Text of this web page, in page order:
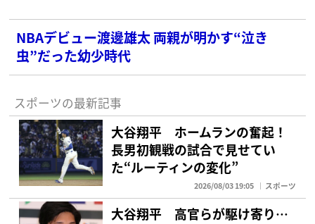
NBAデビュー渡邊雄太 両親が明かす“泣き
虫”だった幼少時代
スポーツの最新記事
大谷翔平 ホームランの奮起！
長男初観戦の試合で見せてい
た“ルーティンの変化”
2026/08/03 19:05 スポーツ
大谷翔平 高官らが駆け寄り…